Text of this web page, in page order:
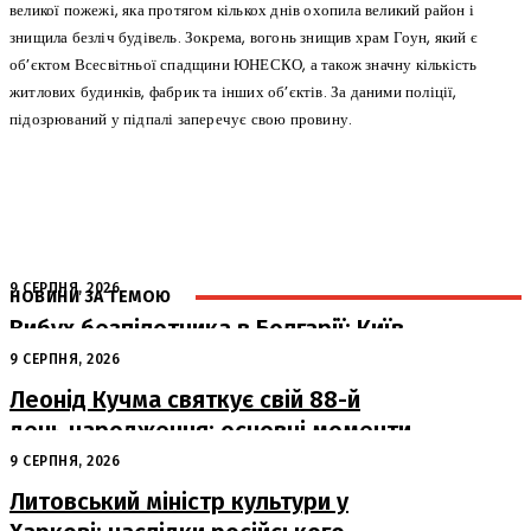
великої пожежі, яка протягом кількох днів охопила великий район і
знищила безліч будівель. Зокрема, вогонь знищив храм Гоун, який є
об’єктом Всесвітньої спадщини ЮНЕСКО, а також значну кількість
житлових будинків, фабрик та інших об’єктів. За даними поліції,
підозрюваний у підпалі заперечує свою провину.
НОВИНИ ЗА ТЕМОЮ
9 СЕРПНЯ, 2026
Вибух безпілотника в Болгарії: Київ
готовий до спільного розслідування
9 СЕРПНЯ, 2026
Леонід Кучма святкує свій 88-й
день народження: основні моменти
з життя другого Президента України
9 СЕРПНЯ, 2026
Литовський міністр культури у